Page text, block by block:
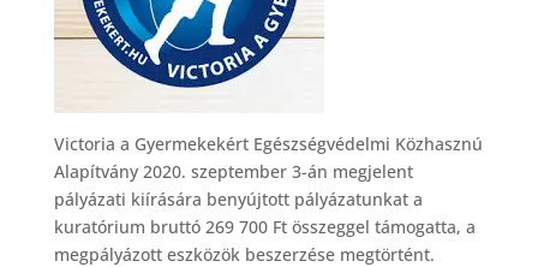
Victoria a Gyermekekért Egészségvédelmi Közhasznú
Alapítvány 2020. szeptember 3-án megjelent
pályázati kiírására benyújtott pályázatunkat a
kuratórium bruttó 269 700 Ft összeggel támogatta, a
megpályázott eszközök beszerzése megtörtént.